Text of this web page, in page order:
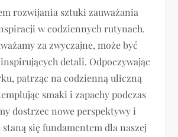
rozwijania sztuki zauważania
w codziennych rutynach.
za zwyczajne, może być
detali. Odpoczywając
patrząc na codzienną uliczną
smaki i zapachy podczas
dostrzec nowe perspektywy i
staną się fundamentem dla naszej